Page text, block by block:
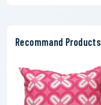
Recommand Products